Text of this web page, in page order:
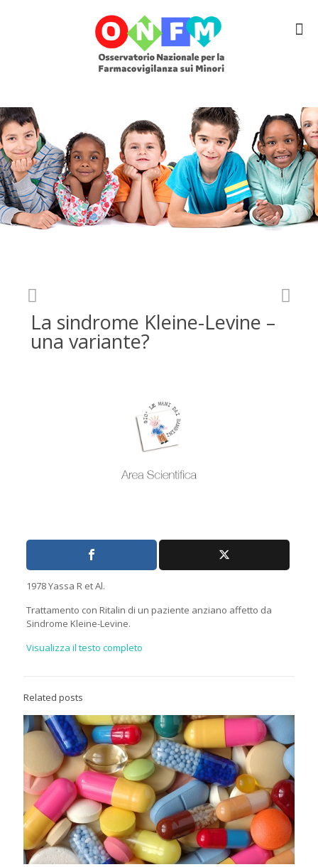
La sindrome Kleine-Levine –
una variante?
1978 Yassa R et Al.
Trattamento con Ritalin di un paziente anziano affetto da
Sindrome Kleine-Levine.
Visualizza il testo completo
Related posts